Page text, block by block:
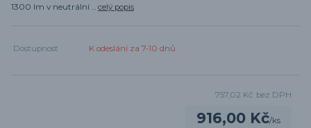
1300 lm v neutrální ... celý popis
Dostupnost K odeslání za 7-10 dnů
916,00 Kč/ks
757,02 Kč bez DPH